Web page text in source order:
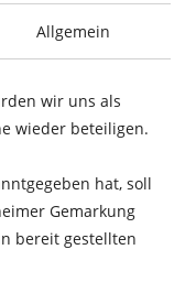
Allgemein
wir uns als
wieder beteiligen.
hat, soll
Gemarkung
bereit gestellten